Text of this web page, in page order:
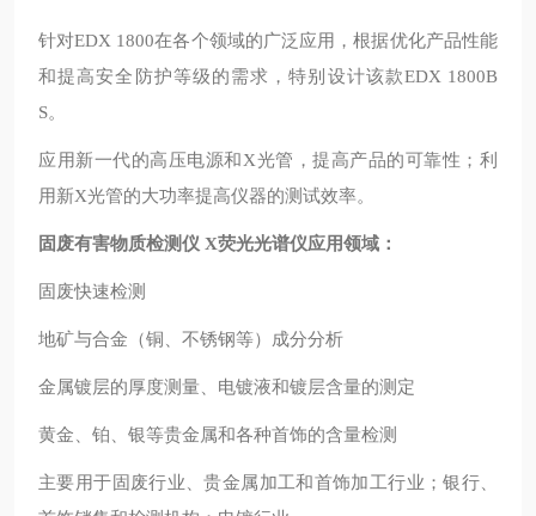
针对EDX 1800在各个领域的广泛应用，根据优化产品性能
和提高安全防护等级的需求，特别设计该款EDX 1800B
S。
应用新一代的高压电源和X光管，提高产品的可靠性；利
用新X光管的大功率提高仪器的测试效率。
固废有害物质检测仪 X荧光光谱仪应用领域：
固废快速检测
地矿与合金（铜、不锈钢等）成分分析
金属镀层的厚度测量、电镀液和镀层含量的测定
黄金、铂、银等贵金属和各种首饰的含量检测
主要用于固废行业、贵金属加工和首饰加工行业；银行、